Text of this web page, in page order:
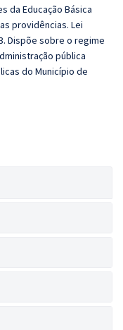
da Educação Básica
providências. Lei
Dispõe sobre o regime
pública
do Município de